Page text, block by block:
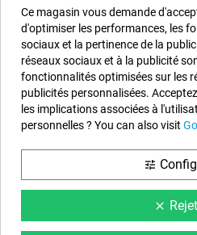
Informations sur notre
EYAROC COMPANY SL
Appelez-nous maintenant (FR) :
Appelez-nous maintenant (BE) :
Horaire :Lundi au Vendredi de 9 h
Nous suivre
Instagram
Ce magasin vous demande
d'optimiser les performances, les
sociaux et la pertinence de la
réseaux sociaux et à la publicité
fonctionnalités optimisées sur les
publicités personnalisées.
les implications associées à
personnelles ? You can also visit
tune
clear